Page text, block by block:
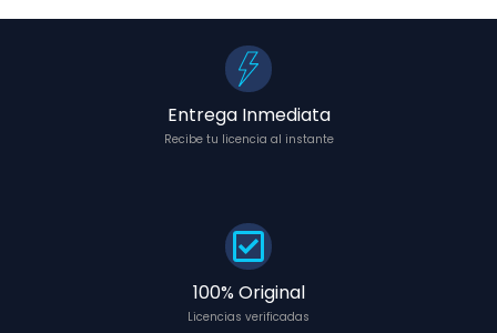
Entrega Inmediata
Recibe tu licencia al instante
100% Original
Licencias verificadas